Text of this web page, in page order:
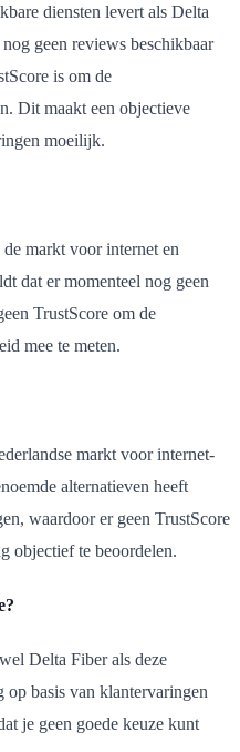
diensten levert als Delta
geen reviews beschikbaar
is om de
Dit maakt een objectieve
moeilijk.
markt voor internet en
dat er momenteel nog geen
TrustScore om de
mee te meten.
markt voor internet-
alternatieven heeft
waardoor er geen TrustScore
objectief te beoordelen.
Delta Fiber als deze
basis van klantervaringen
je geen goede keuze kunt